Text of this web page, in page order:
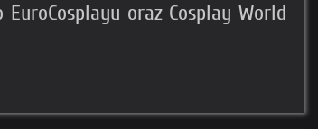
oraz Cosplay World